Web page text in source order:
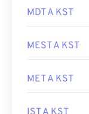
MDT A KST
MEST A KST
MET A KST